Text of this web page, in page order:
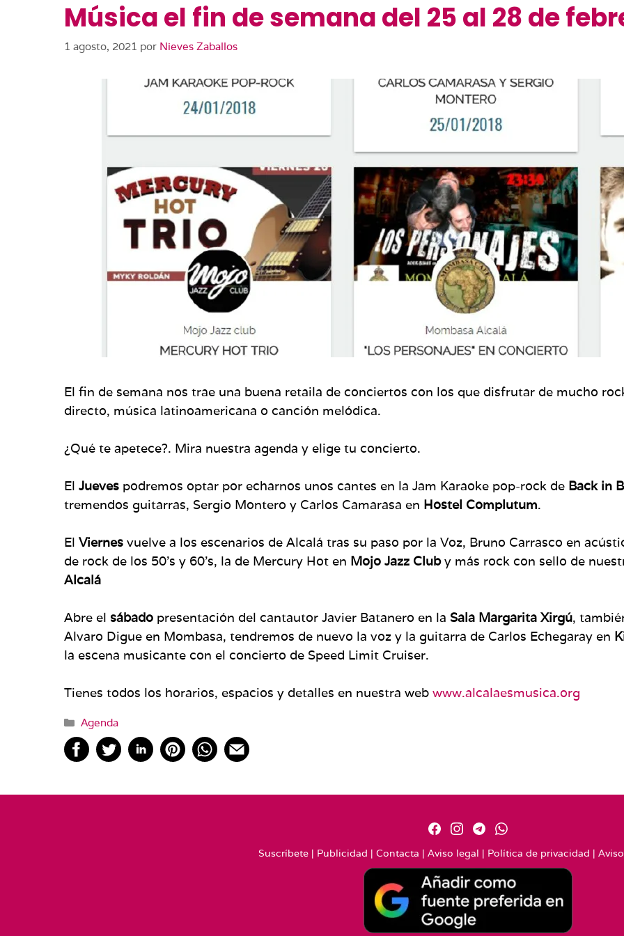
Música el fin de semana del 25 al 28 de
1 agosto, 2021 por Nieves Zaballos
El fin de semana nos trae una buena retaila de conciertos con los que disfrutar de mucho
directo, música latinoamericana o canción melódica.
¿Qué te apetece?. Mira nuestra agenda y elige tu concierto.
El Jueves podremos optar por echarnos unos cantes en la Jam Karaoke pop-rock de Back in
tremendos guitarras, Sergio Montero y Carlos Camarasa en Hostel Complutum.
El Viernes vuelve a los escenarios de Alcalá tras su paso por la Voz, Bruno Carrasco en
de rock de los 50’s y 60’s, la de Mercury Hot en Mojo Jazz Cluby más rock con sello de
Alcalá
Abre el sábado presentación del cantautor Javier Batanero en la Sala Margarita Xirgú,
Alvaro Digue en Mombasa, tendremos de nuevo la voz y la guitarra de Carlos Echegaray en
la escena musicante con el concierto de Speed Limit Cruiser.
Tienes todos los horarios, espacios y detalles en nuestra web www.alcalaesmusica.org
Categorías
Agenda
Suscríbete| Publicidad | Contacta | Aviso legal | Política de privacidad |